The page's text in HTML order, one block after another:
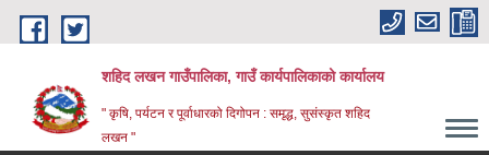
Skip to main content
शहिद लखन गाउँपालिका, गाउँ कार्यपालिकाको कार्यालय
" कृषि, पर्यटन र पूर्वाधारको दिगोपन : समृद्ध, सुसंस्कृत शहिद
लखन "